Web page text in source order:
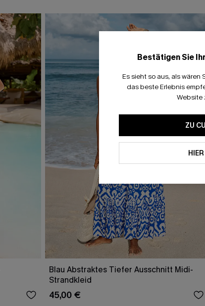
Blau Abstraktes Tiefer Ausschnitt Midi-
Strandkleid
45,00 €
Bestätigen Sie
Es sieht so aus, als wären
das beste Erlebnis
Website
ZU